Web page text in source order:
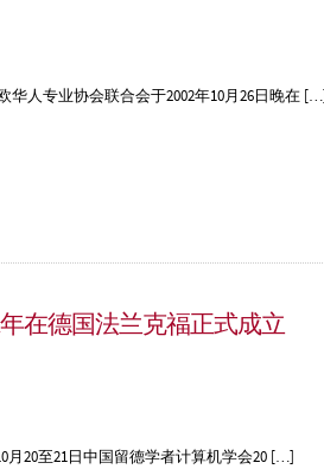
人专业协会联合会于2002年10月26日晚在 […]
在德国法兰克福正式成立
月20至21日中国留德学者计算机学会20 […]